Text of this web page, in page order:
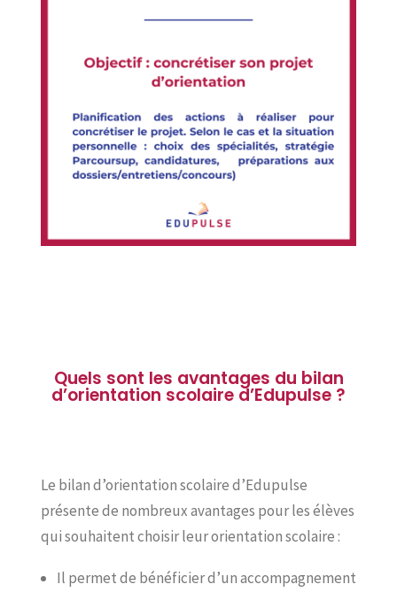
Quels sont les avantages du bilan
d’orientation scolaire d’Edupulse ?
Le bilan d’orientation scolaire d’Edupulse
présente de nombreux avantages pour les élèves
qui souhaitent choisir leur orientation scolaire :
Il permet de bénéficier d’un accompagnement